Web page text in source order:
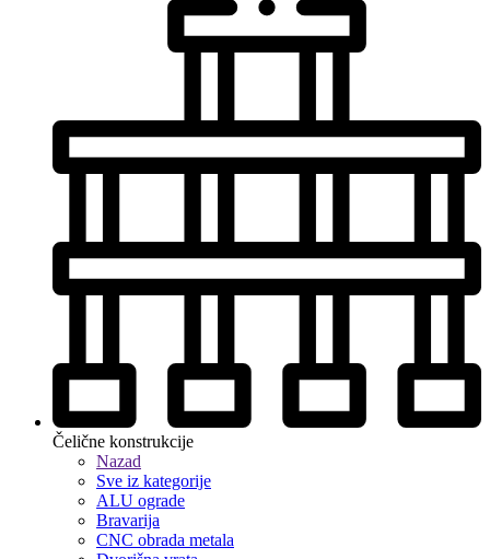
Čelične konstrukcije
Nazad
Sve iz kategorije
ALU ograde
Bravarija
CNC obrada metala